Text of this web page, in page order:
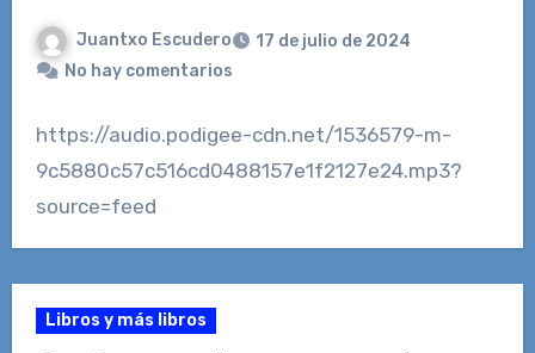
Juantxo Escudero
17 de julio de 2024
No hay comentarios
https://audio.podigee-cdn.net/1536579-m-
9c5880c57c516cd0488157e1f2127e24.mp3?
source=feed
Libros y más libros